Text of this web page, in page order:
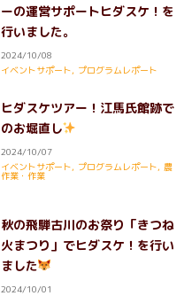
ーの運営サポートヒダスケ！を
行いました。
2024/10/08
イベントサポート, プログラムレポート
ヒダスケツアー！江馬氏館跡で
のお堀直し
2024/10/07
イベントサポート, プログラムレポート, 農
作業・作業
秋の飛騨古川のお祭り「きつね
火まつり」でヒダスケ！を行い
ました
2024/10/01